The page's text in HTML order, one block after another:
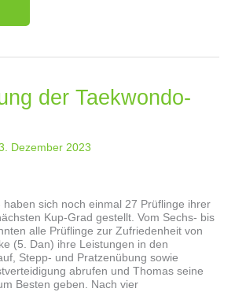
der Taekwondo-
Dezember 2023
haben sich noch einmal 27 Prüflinge ihrer
Kup-Grad gestellt. Vom Sechs- bis
alle Prüflinge zur Zufriedenheit von
(5. Dan) ihre Leistungen in den
Stepp- und Pratzenübung sowie
abrufen und Thomas seine
Besten geben. Nach vier